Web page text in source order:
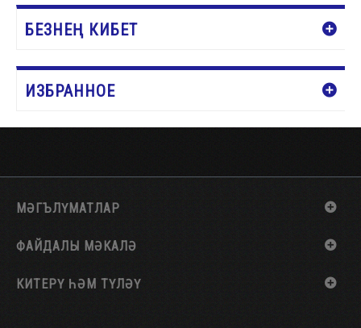
БЕЗНЕҢ КИБЕТ
ИЗБРАННОЕ
МӘГЪЛҮМАТЛАР
ФАЙДАЛЫ МӘКАЛӘ
КИТЕРҮ ҺӘМ ТҮЛӘҮ